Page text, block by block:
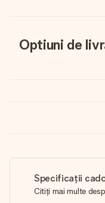
Optiuni de
Specificații
Citiți mai multe